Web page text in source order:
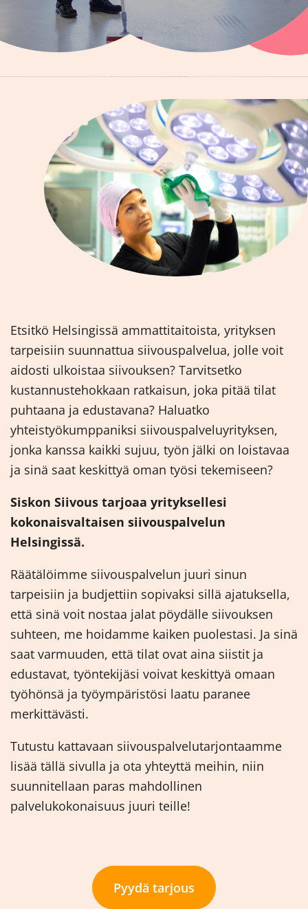
Etsitkö Helsingissä ammattitaitoista, yrityksen
tarpeisiin suunnattua siivouspalvelua, jolle voit
aidosti ulkoistaa siivouksen? Tarvitsetko
kustannustehokkaan ratkaisun, joka pitää tilat
puhtaana ja edustavana? Haluatko
yhteistyökumppaniksi siivouspalveluyrityksen,
jonka kanssa kaikki sujuu, työn jälki on loistavaa
ja sinä saat keskittyä oman työsi tekemiseen?
Siskon Siivous tarjoaa yrityksellesi
kokonaisvaltaisen siivouspalvelun
Helsingissä.
Räätälöimme siivouspalvelun juuri sinun
tarpeisiin ja budjettiin sopivaksi sillä ajatuksella,
että sinä voit nostaa jalat pöydälle siivouksen
suhteen, me hoidamme kaiken puolestasi. Ja sinä
saat varmuuden, että tilat ovat aina siistit ja
edustavat, työntekijäsi voivat keskittyä omaan
työhönsä ja työympäristösi laatu paranee
merkittävästi.
Tutustu kattavaan siivouspalvelutarjontaamme
lisää tällä sivulla ja ota yhteyttä meihin, niin
suunnitellaan paras mahdollinen
palvelukokonaisuus juuri teille!
Pyydä tarjous